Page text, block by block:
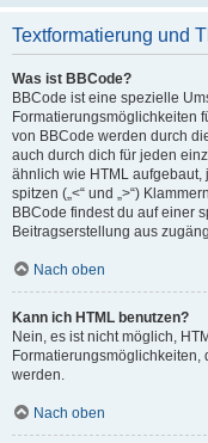
Textformatierung und
Was ist BBCode?
BBCode ist eine spezielle
Formatierungsmöglichkeiten
von BBCode werden durch
auch durch dich für jeden
ähnlich wie HTML aufgebaut,
spitzen („<“ und „>“)
BBCode findest du auf einer
Beitragserstellung aus
Nach oben
Kann ich HTML benutzen?
Nein, es ist nicht möglich,
werden.
Nach oben